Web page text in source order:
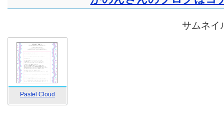
サムネイ
Pastel Cloud